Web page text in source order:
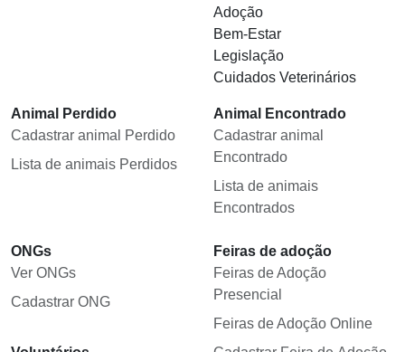
Adoção
Bem-Estar
Legislação
Cuidados Veterinários
Animal Perdido
Cadastrar animal Perdido
Lista de animais Perdidos
Animal Encontrado
Cadastrar animal
Encontrado
Lista de animais
Encontrados
ONGs
Ver ONGs
Cadastrar ONG
Feiras de adoção
Feiras de Adoção
Presencial
Feiras de Adoção Online